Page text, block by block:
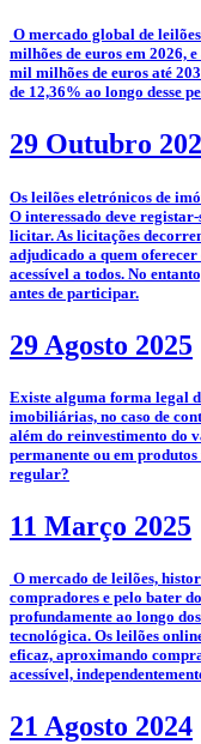
O mercado global de
milhões de euros em 2026,
mil milhões de euros até
de 12,36% ao longo desse
29 Outubro
­­Os leilões eletrónicos de
O interessado deve
licitar. As licitações
adjudicado a quem
acessível a todos. No
antes de participar.
29 Agosto 2025
­Existe alguma forma legal
imobiliárias, no caso de
além do reinvestimento do
permanente ou em
regular?
11 Março 2025
O mercado de leilões,
compradores e pelo bater
profundamente ao longo
tecnológica. Os leilões
eficaz, aproximando
acessível,
21 Agosto 2024